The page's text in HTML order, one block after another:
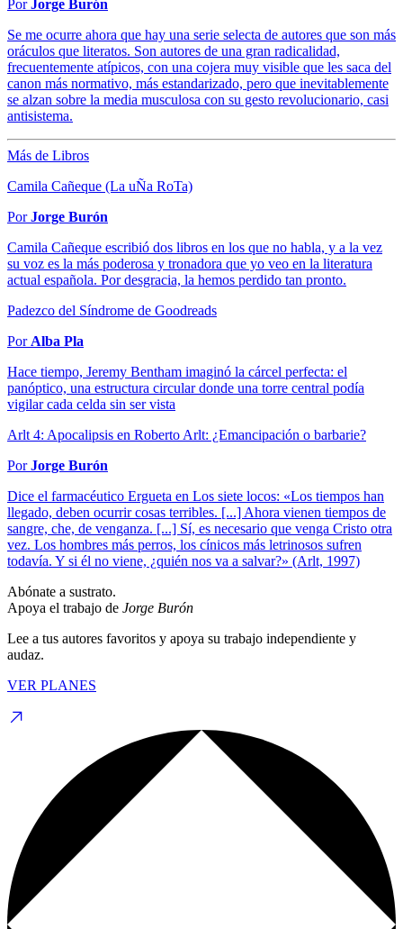
PorJorge Burón
Se me ocurre ahora que hay una serie selecta de autores que son más
oráculos que literatos. Son autores de una gran radicalidad,
frecuentemente atípicos, con una cojera muy visible que les saca del
canon más normativo, más estandarizado, pero que inevitablemente
se alzan sobre la media musculosa con su gesto revolucionario, casi
antisistema.
Más de Libros
Camila Cañeque (La uÑa RoTa)
PorJorge Burón
Camila Cañeque escribió dos libros en los que no habla, y a la vez
su voz es la más poderosa y tronadora que yo veo en la literatura
actual española. Por desgracia, la hemos perdido tan pronto.
Padezco del Síndrome de Goodreads
Por Alba Pla
Hace tiempo, Jeremy Bentham imaginó la cárcel perfecta: el
panóptico, una estructura circular donde una torre central podía
vigilar cada celda sin ser vista
Arlt 4: Apocalipsis en Roberto Arlt: ¿Emancipación o barbarie?
PorJorge Burón
Dice el farmacéutico Ergueta en Los siete locos: «Los tiempos han
llegado, deben ocurrir cosas terribles. [...] Ahora vienen tiempos de
sangre, che, de venganza. [...] Sí, es necesario que venga Cristo otra
vez. Los hombres más perros, los cínicos más letrinosos sufren
todavía. Y si él no viene, ¿quién nos va a salvar?» (Arlt, 1997)
Abónate a sustrato.
Apoya el trabajo de Jorge Burón
Lee a tus autores favoritos y apoya su trabajo independiente y
audaz.
VER PLANES